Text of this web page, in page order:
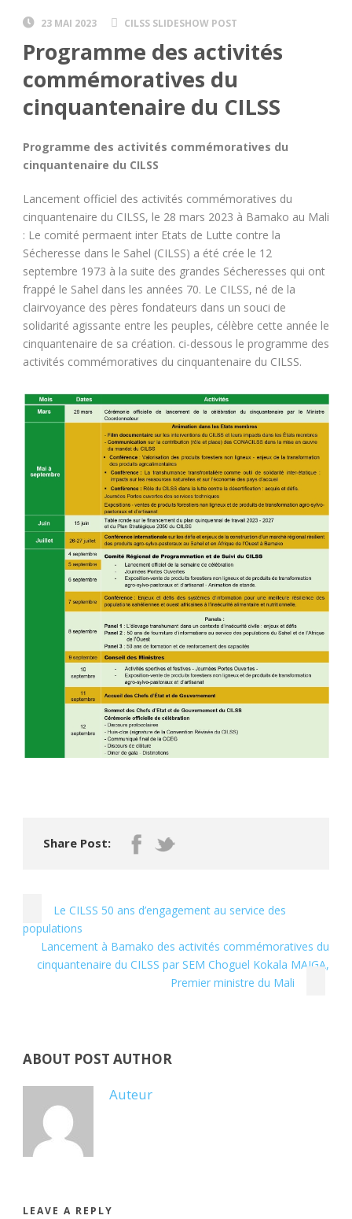
23 MAI 2023 CILSS SLIDESHOW POST
Programme des activités
commémoratives du
cinquantenaire du CILSS
Programme des activités commémoratives du
cinquantenaire du CILSS
Lancement officiel des activités commémoratives du
cinquantenaire du CILSS, le 28 mars 2023 à Bamako au Mali
: Le comité permaent inter Etats de Lutte contre la
Sécheresse dans le Sahel (CILSS) a été crée le 12
septembre 1973 à la suite des grandes Sécheresses qui ont
frappé le Sahel dans les années 70. Le CILSS, né de la
clairvoyance des pères fondateurs dans un souci de
solidarité agissante entre les peuples, célèbre cette année le
cinquantenaire de sa création. ci-dessous le programme des
activités commémoratives du cinquantenaire du CILSS.
Share Post:
Le CILSS 50 ans d’engagement au service des
populations
Lancement à Bamako des activités commémoratives du
cinquantenaire du CILSS par SEM Choguel Kokala MAIGA,
Premier ministre du Mali
ABOUT POST AUTHOR
Auteur
LEAVE A REPLY